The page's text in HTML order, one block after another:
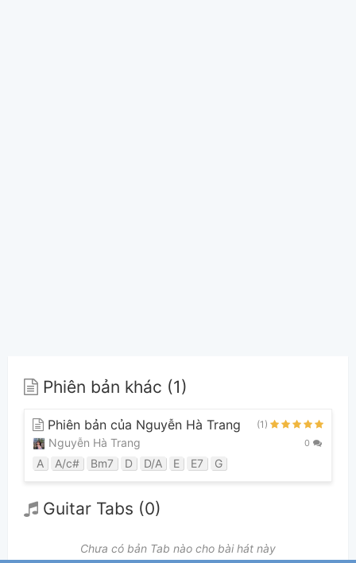
Phiên bản khác (1)
Phiên bản của Nguyễn Hà Trang (1)
Nguyễn Hà Trang 0
A A/c# Bm7 D D/A E E7 G
Guitar Tabs (0)
Chưa có bản Tab nào cho bài hát này